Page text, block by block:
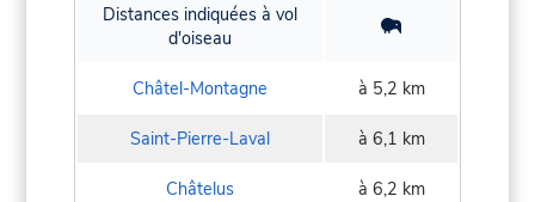
Distances indiquées à vol
d'oiseau
Châtel-Montagne à 5,2 km
Saint-Pierre-Laval à 6,1 km
Châtelus à 6,2 km